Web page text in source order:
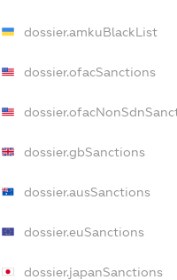
dossier.amkuBlackList
dossier.ofacSanctions
dossier.gbSanctions
dossier.ausSanctions
dossier.euSanctions
dossier.japanSanctions